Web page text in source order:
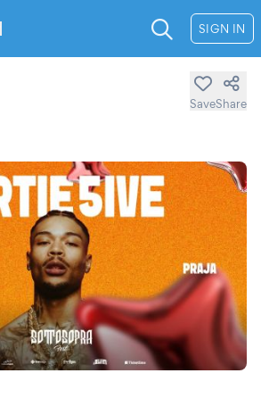
SIGN IN
SaveShare